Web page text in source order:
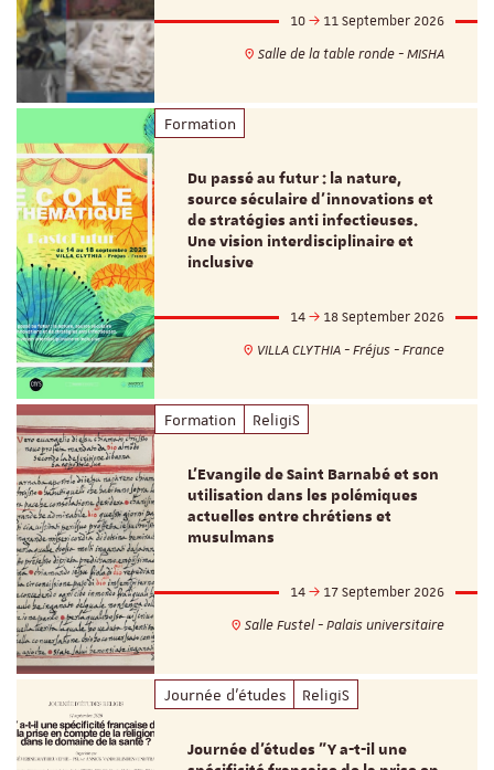
10
11 September 2026
Salle de la table ronde - MISHA
Formation
Du passé au futur : la nature,
source séculaire d’innovations et
de stratégies anti infectieuses.
Une vision interdisciplinaire et
inclusive
14
18 September 2026
VILLA CLYTHIA - Fréjus - France
Formation ReligiS
L’Evangile de Saint Barnabé et son
utilisation dans les polémiques
actuelles entre chrétiens et
musulmans
14
17 September 2026
Salle Fustel - Palais universitaire
Journée d'études ReligiS
Journée d’études "Y a-t-il une